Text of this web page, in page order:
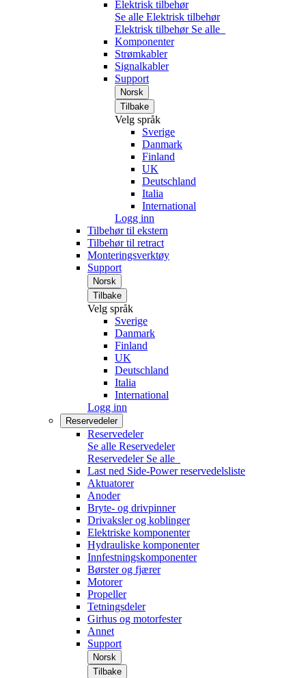
Elektrisk tilbehør
Se alle Elektrisk tilbehør
Elektrisk tilbehør Se alle
Komponenter
Strømkabler
Signalkabler
Support
Norsk
Tilbake
Velg språk
Sverige
Danmark
Finland
UK
Deutschland
Italia
International
Logg inn
Tilbehør til ekstern
Tilbehør til retract
Monteringsverktøy
Support
Norsk
Tilbake
Velg språk
Sverige
Danmark
Finland
UK
Deutschland
Italia
International
Logg inn
Reservedeler
Reservedeler
Se alle Reservedeler
Reservedeler Se alle
Last ned Side-Power reservedelsliste
Aktuatorer
Anoder
Bryte- og drivpinner
Drivaksler og koblinger
Elektriske komponenter
Hydrauliske komponenter
Innfestningskomponenter
Børster og fjærer
Motorer
Propeller
Tetningsdeler
Girhus og motorfester
Annet
Support
Norsk
Tilbake